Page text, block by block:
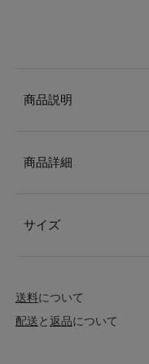
商品説明
商品詳細
サイズ
送料について
配送と返品について